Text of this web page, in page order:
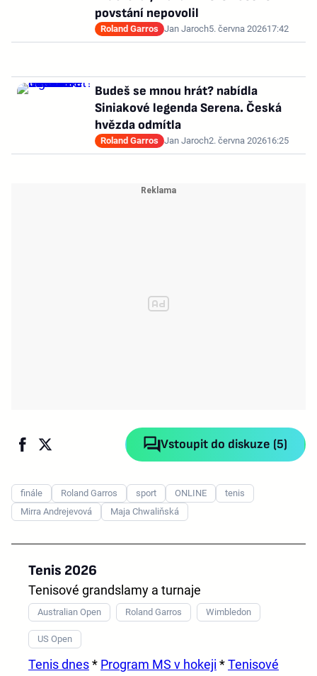
povstání nepovolil
Roland Garros Jan Jaroch5. června 202617:42
Budeš se mnou hrát? nabídla
Siniakové legenda Serena. Česká
hvězda odmítla
Roland Garros Jan Jaroch2. června 202616:25
Vstoupit do diskuze (5)
finále Roland Garros sport ONLINE
tenis
Mirra Andrejevová
Maja Chwaliňská
Tenis 2026
Tenisové grandslamy a turnaje
Australian Open Roland Garros Wimbledon
US Open
Tenis dnes* Program MS v hokeji *Tenisové